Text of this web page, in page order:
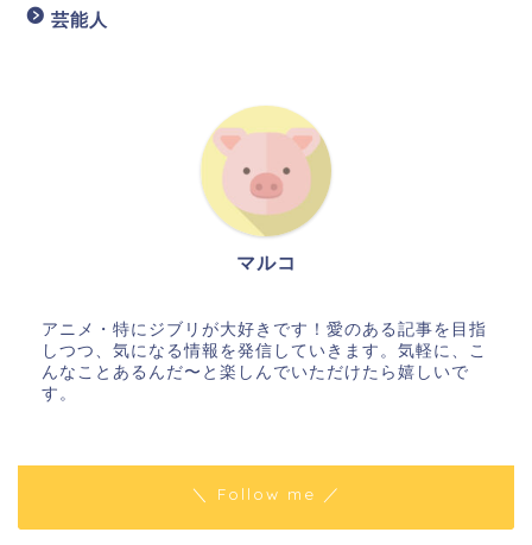
芸能人
マルコ
アニメ・特にジブリが大好きです！愛のある記事を目指
しつつ、気になる情報を発信していきます。気軽に、こ
んなことあるんだ〜と楽しんでいただけたら嬉しいで
す。
＼ Follow me ／